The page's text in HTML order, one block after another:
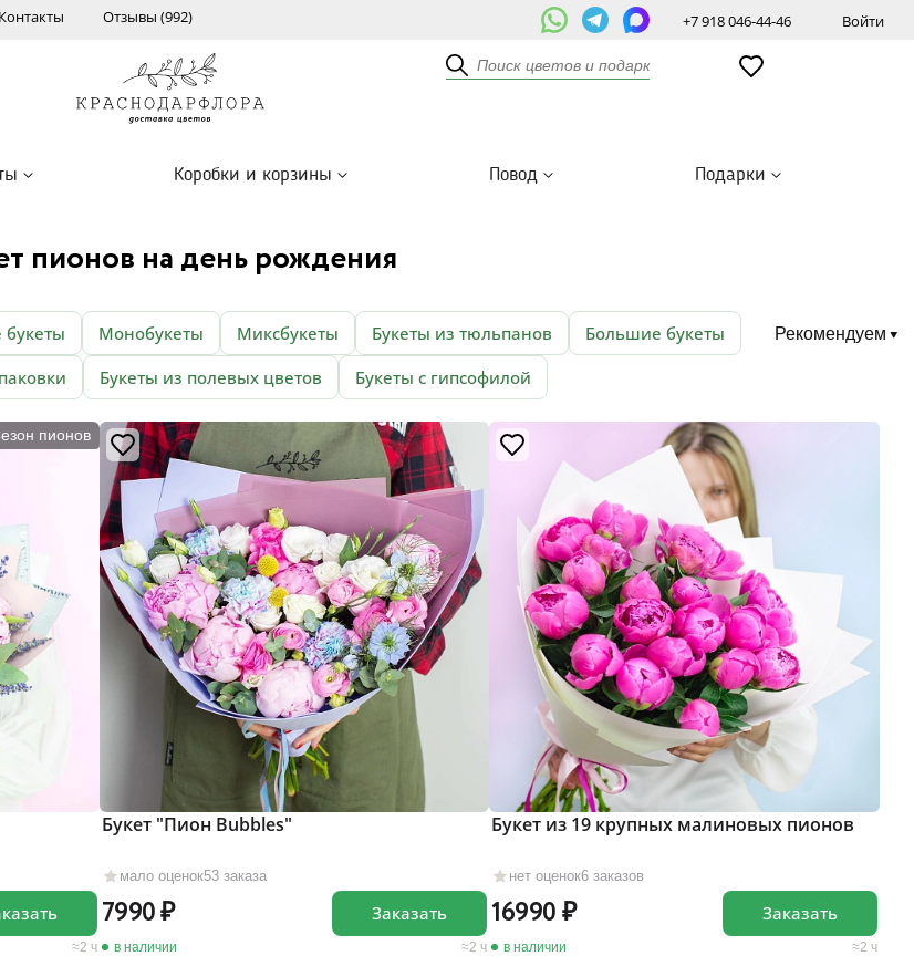
Контакты Отзывы (992) +7 918 046-44-46 Войти
Коробки и корзины Повод Подарки
пионов на день рождения
букеты Монобукеты Миксбукеты Букеты из тюльпанов
Большие букеты
Букеты из полевых цветов Букеты с гипсофилой
Рекомендуем
пионов
2 ч
мало оценок53 заказа
Букет "Пион Bubbles"
7990
в наличии 2 ч
Заказать
нет оценок6 заказов
Букет из 19 крупных малиновых пионов
16990
в наличии 2 ч
Заказать